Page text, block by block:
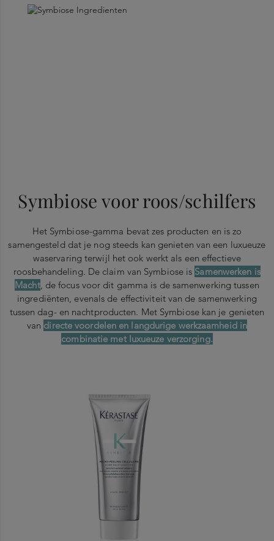
Symbiose voor roos/schilfers
Het Symbiose-gamma bevat zes producten en is zo
samengesteld dat je nog steeds kan genieten van een luxueuze
waservaring terwijl het ook werkt als een effectieve
roosbehandeling. De claim van Symbiose is Samenwerken is
Macht, de focus voor dit gamma is de samenwerking tussen
ingrediënten, evenals de effectiviteit van de samenwerking
tussen dag- en nachtproducten. Met Symbiose kan je genieten
van directe voordelen en langdurige werkzaamheid in
combinatie met luxueuze verzorging.